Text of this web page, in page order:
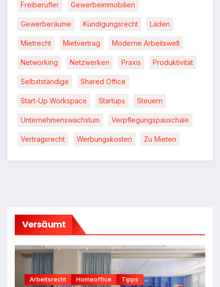
Freiberufler Gewerbeimmobilien
Gewerberäume Kündigungsrecht Läden
Mietrecht Mietvertrag Moderne Arbeitswelt
Networking Netzwerken Praxis Produktivität
Selbstständige Shared Office
Start-Up Workspace Startups Steuern
Unternehmenswachstum Verpflegungspauschale
Vertragsrecht Werbungskosten Zu Mieten
Versäumt
Arbeitsrecht Homeoffice Tipps